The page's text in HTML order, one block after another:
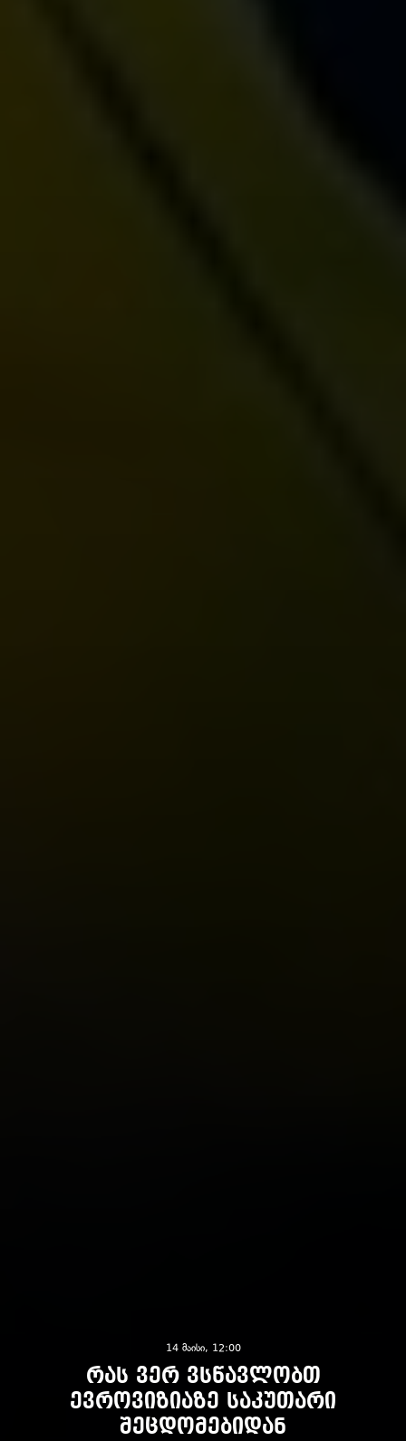
14 მაისი, 12:00
რას ვერ ვსწავლობთ
ევროვიზიაზე საკუთარი
შეცდომებიდან